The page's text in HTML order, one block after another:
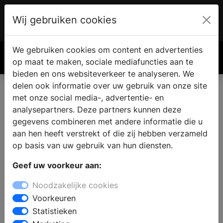
€ 0.00
Wij gebruiken cookies
We gebruiken cookies om content en advertenties
op maat te maken, sociale mediafuncties aan te
bieden en ons websiteverkeer te analyseren. We
delen ook informatie over uw gebruik van onze site
met onze social media-, advertentie- en
analysepartners. Deze partners kunnen deze
gegevens combineren met andere informatie die u
aan hen heeft verstrekt of die zij hebben verzameld
op basis van uw gebruik van hun diensten.
Geef uw voorkeur aan:
Noodzakelijke cookies
Voorkeuren
Statistieken